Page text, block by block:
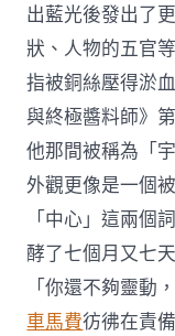
出藍光後發出了
狀、人物的五官
指被銅絲壓得淤
與終極醬料師》
他那間被稱為「
外觀更像是一個
「中心」這兩個
酵了七個月又七
「你還不夠靈動
車馬費彷彿在責